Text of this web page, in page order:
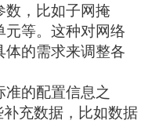
数，比如子网掩
元等。这种对网络
体的需求来调整各
准的配置信息之
补充数据，比如数据